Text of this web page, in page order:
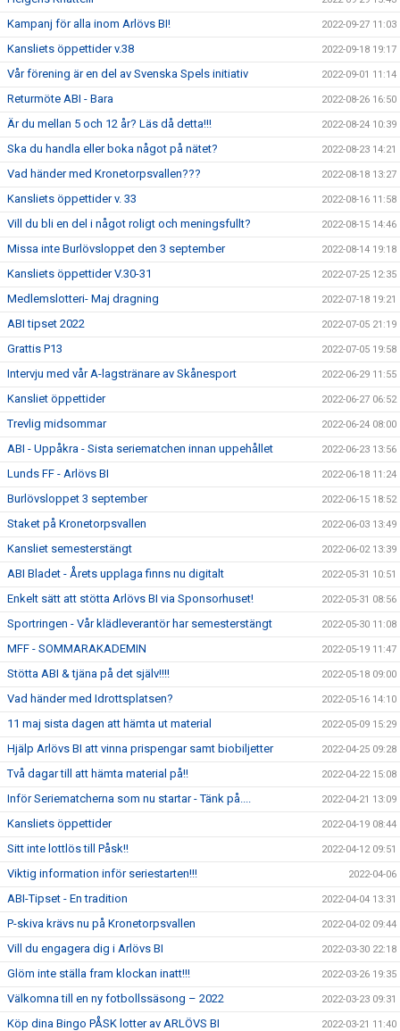
Kampanj för alla inom Arlövs BI! 2022-09-27 11:03
Kansliets öppettider v.38 2022-09-18 19:17
Vår förening är en del av Svenska Spels initiativ 2022-09-01 11:14
Returmöte ABI - Bara 2022-08-26 16:50
Är du mellan 5 och 12 år? Läs då detta!!! 2022-08-24 10:39
Ska du handla eller boka något på nätet? 2022-08-23 14:21
Vad händer med Kronetorpsvallen??? 2022-08-18 13:27
Kansliets öppettider v. 33 2022-08-16 11:58
Vill du bli en del i något roligt och meningsfullt? 2022-08-15 14:46
Missa inte Burlövsloppet den 3 september 2022-08-14 19:18
Kansliets öppettider V.30-31 2022-07-25 12:35
Medlemslotteri- Maj dragning 2022-07-18 19:21
ABI tipset 2022 2022-07-05 21:19
Grattis P13 2022-07-05 19:58
Intervju med vår A-lagstränare av Skånesport 2022-06-29 11:55
Kansliet öppettider 2022-06-27 06:52
Trevlig midsommar 2022-06-24 08:00
ABI - Uppåkra - Sista seriematchen innan uppehållet 2022-06-23 13:56
Lunds FF - Arlövs BI 2022-06-18 11:24
Burlövsloppet 3 september 2022-06-15 18:52
Staket på Kronetorpsvallen 2022-06-03 13:49
Kansliet semesterstängt 2022-06-02 13:39
ABI Bladet - Årets upplaga finns nu digitalt 2022-05-31 10:51
Enkelt sätt att stötta Arlövs BI via Sponsorhuset! 2022-05-31 08:56
Sportringen - Vår klädleverantör har semesterstängt 2022-05-30 11:08
MFF - SOMMARAKADEMIN 2022-05-19 11:47
Stötta ABI & tjäna på det själv!!!! 2022-05-18 09:00
Vad händer med Idrottsplatsen? 2022-05-16 14:10
11 maj sista dagen att hämta ut material 2022-05-09 15:29
Hjälp Arlövs BI att vinna prispengar samt biobiljetter 2022-04-25 09:28
Två dagar till att hämta material på!! 2022-04-22 15:08
Inför Seriematcherna som nu startar - Tänk på.... 2022-04-21 13:09
Kansliets öppettider 2022-04-19 08:44
Sitt inte lottlös till Påsk!! 2022-04-12 09:51
Viktig information inför seriestarten!!! 2022-04-06
ABI-Tipset - En tradition 2022-04-04 13:31
P-skiva krävs nu på Kronetorpsvallen 2022-04-02 09:44
Vill du engagera dig i Arlövs BI 2022-03-30 22:18
Glöm inte ställa fram klockan inatt!!! 2022-03-26 19:35
Välkomna till en ny fotbollssäsong – 2022 2022-03-23 09:31
Köp dina Bingo PÅSK lotter av ARLÖVS BI 2022-03-21 11:40